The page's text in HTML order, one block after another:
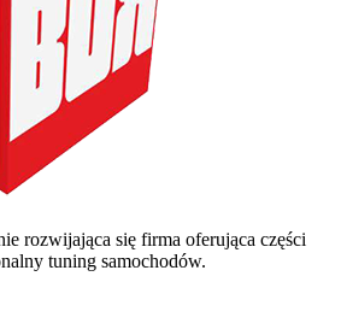
rozwijająca się firma oferująca części
tuning samochodów.